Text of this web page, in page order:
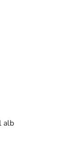
alb